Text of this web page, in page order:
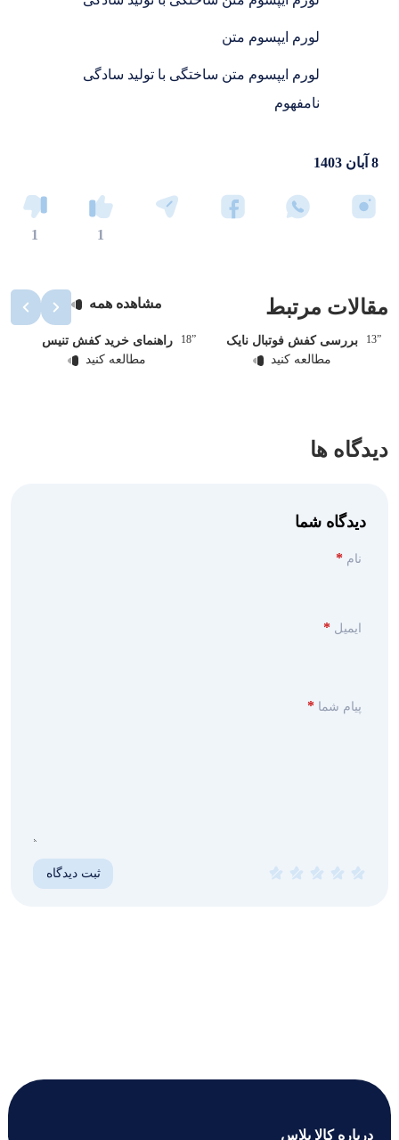
لورم ایپسوم متن
لورم ایپسوم متن ساختگی با تولید سادگی
نامفهوم
8 آبان 1403
مقالات مرتبط مشاهده همه
بررسی کفش فوتبال نایک
مطالعه کنید
راهنمای خرید کفش تنیس
مطالعه کنید
دیدگاه ها
دیدگاه شما
پیام شما*
نام*
ایمیل*
درباره کالا پلاس